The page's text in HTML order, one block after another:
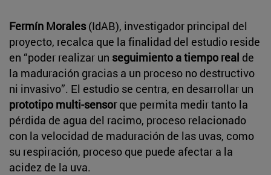
Fermín Morales(IdAB), investigador principal del
proyecto, recalca que la finalidad del estudio reside
en “poder realizar un seguimiento a tiempo real de
la maduración gracias a un proceso no destructivo
ni invasivo”. El estudio se centra, en desarrollar un
prototipo multi-sensorque permita medir tanto la
pérdida de agua del racimo, proceso relacionado
con la velocidad de maduración de las uvas, como
su respiración, proceso que puede afectar a la
acidez de la uva.